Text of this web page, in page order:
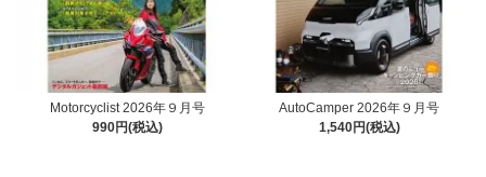
Motorcyclist 2026年９月号
990円(税込)
AutoCamper 2026年９月号
1,540円(税込)